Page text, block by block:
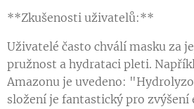
**Zkušenosti uživatelů:**
Uživatelé často chválí masku za
pružnost a hydrataci pleti.
Amazonu je uvedeno:
složení je fantastický pro zvýšení